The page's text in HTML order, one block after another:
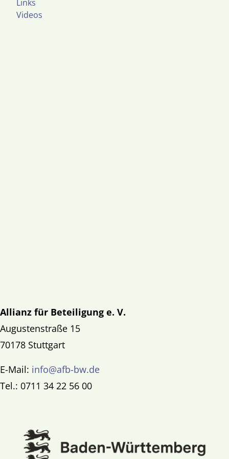
Links
Videos
Allianz für Beteiligung e. V.
Augustenstraße 15
70178 Stuttgart
E-Mail: info@afb-bw.de
Tel.: 0711 34 22 56 00